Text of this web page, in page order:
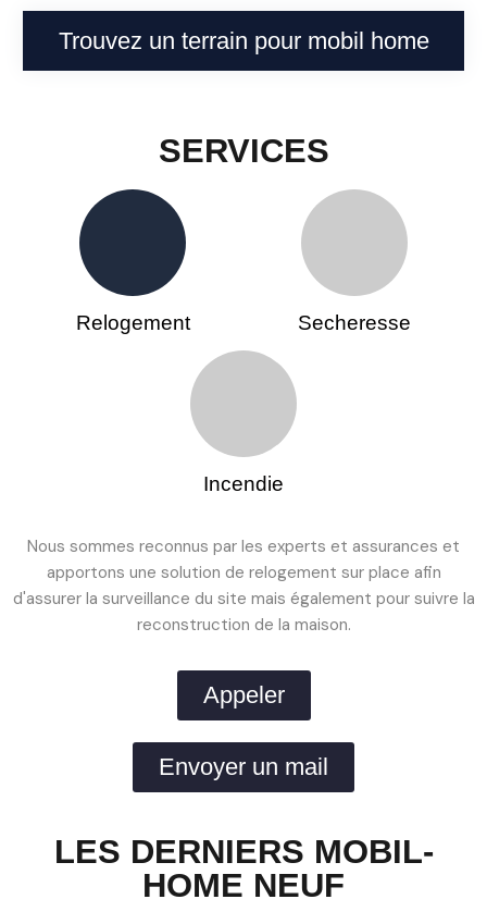
Trouvez un terrain pour mobil home
SERVICES
Relogement Secheresse
Incendie
Nous sommes reconnus par les experts et assurances et
apportons une solution de relogement sur place afin
d'assurer la surveillance du site mais également pour suivre la
reconstruction de la maison.
Appeler
Envoyer un mail
LES DERNIERS MOBIL-
HOME NEUF